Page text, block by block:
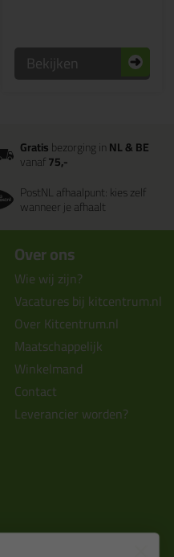
Bekijken
Gratisbezorging inNL & BE
vanaf75,-
PostNL afhaalpunt: kies zelf
wanneer je afhaalt
Over ons
Wie wij zijn?
Vacatures bij kitcentrum.nl
Over Kitcentrum.nl
Maatschappelijk
Winkelmand
Contact
Leverancier worden?